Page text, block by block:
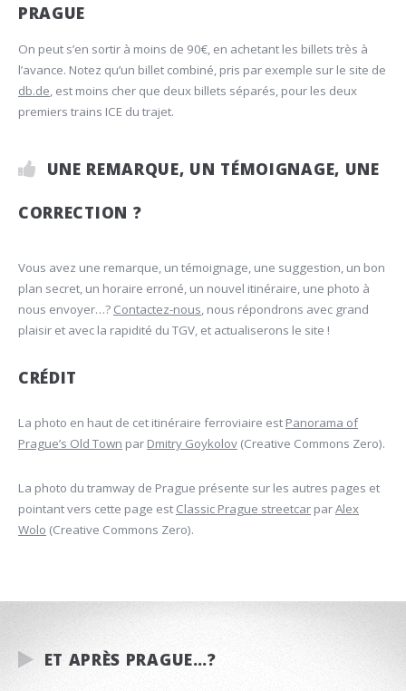
PRAGUE
On peut s’en sortir à moins de 90€, en achetant les billets très à
l’avance. Notez qu’un billet combiné, pris par exemple sur le site de
db.de, est moins cher que deux billets séparés, pour les deux
premiers trains ICE du trajet.
UNE REMARQUE, UN TÉMOIGNAGE, UNE
CORRECTION ?
Vous avez une remarque, un témoignage, une suggestion, un bon
plan secret, un horaire erroné, un nouvel itinéraire, une photo à
nous envoyer…? Contactez-nous, nous répondrons avec grand
plaisir et avec la rapidité du TGV, et actualiserons le site !
CRÉDIT
La photo en haut de cet itinéraire ferroviaire est Panorama of
Prague’s Old Town par Dmitry Goykolov (Creative Commons Zero).
La photo du tramway de Prague présente sur les autres pages et
pointant vers cette page est Classic Prague streetcar parAlex
Wolo (Creative Commons Zero).
ET APRÈS PRAGUE…?